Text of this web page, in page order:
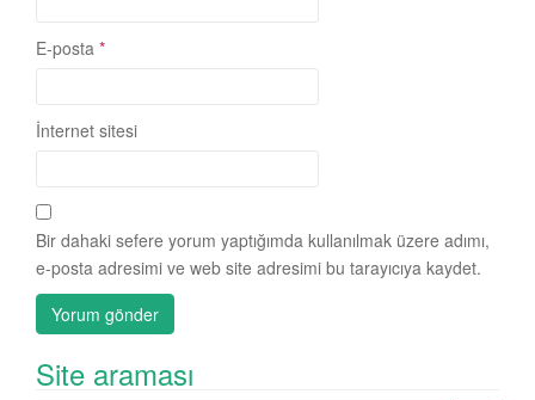
E-posta *
İnternet sitesi
Bir dahaki sefere yorum yaptığımda kullanılmak üzere adımı,
e-posta adresimi ve web site adresimi bu tarayıcıya kaydet.
Site araması